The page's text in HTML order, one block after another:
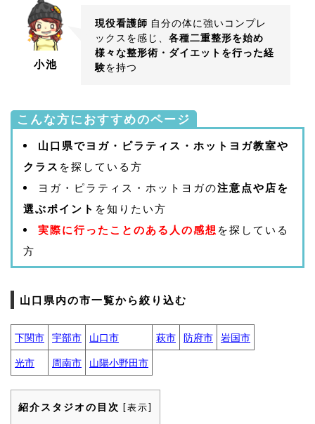
小池
現役看護師 自分の体に強いコンプレ
ックスを感じ、 各種二重整形を始め
様々な整形術・ダイエットを行った経
験を持つ
こんな方におすすめのページ
山口県でヨガ・ピラティス・ホットヨガ教室や
クラス を探している方
ヨガ・ピラティス・ホットヨガの注意点や店を
選ぶポイント を知りたい方
実際に行ったことのある人の感想 を探している
方
山口県内の市一覧から絞り込む
下関市 宇部市 山口市 萩市 防府市 岩国市
光市 周南市 山陽小野田市
紹介スタジオの目次 [表示]